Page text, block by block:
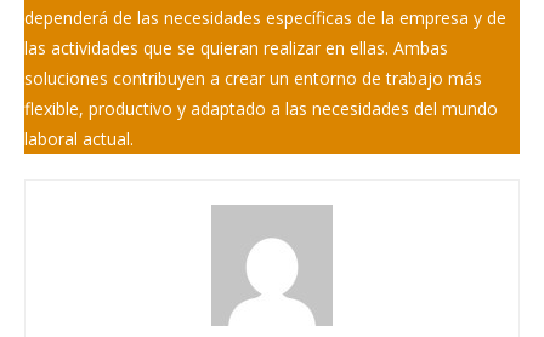
dependerá de las necesidades específicas de la empresa y de
las actividades que se quieran realizar en ellas. Ambas
soluciones contribuyen a crear un entorno de trabajo más
flexible, productivo y adaptado a las necesidades del mundo
laboral actual.